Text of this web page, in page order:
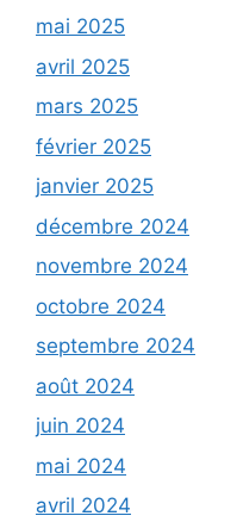
mai 2025
avril 2025
mars 2025
février 2025
janvier 2025
décembre 2024
novembre 2024
octobre 2024
septembre 2024
août 2024
juin 2024
mai 2024
avril 2024